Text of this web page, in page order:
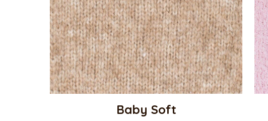
Baby Soft